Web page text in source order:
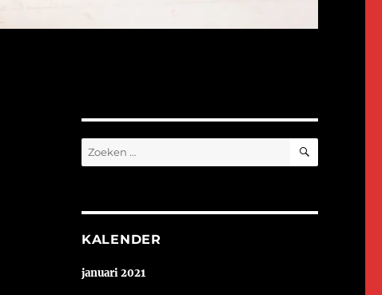
Zoeken
naar:
ZOEKEN
KALENDER
januari 2021